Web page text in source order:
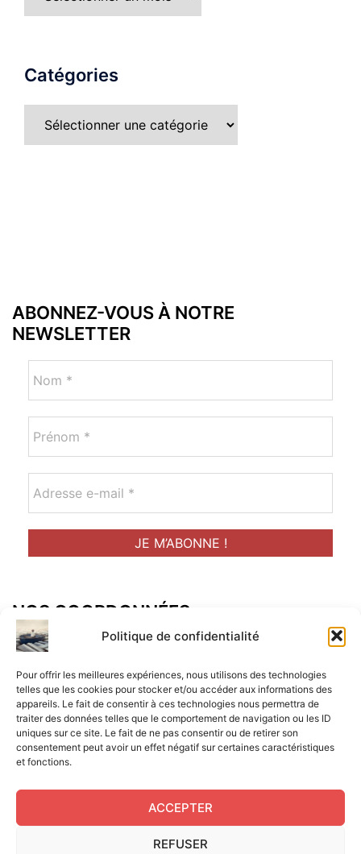
Politique de confidentialité
Pour offrir les meilleures expériences, nous utilisons des technologies
telles que les cookies pour stocker et/ou accéder aux informations des
appareils. Le fait de consentir à ces technologies nous permettra de
traiter des données telles que le comportement de navigation ou les ID
uniques sur ce site. Le fait de ne pas consentir ou de retirer son
consentement peut avoir un effet négatif sur certaines caractéristiques
et fonctions.
ACCEPTER
REFUSER
Catégories
ABONNEZ-VOUS À NOTRE
NEWSLETTER
NOS COORDONNÉES
Adresse postal :
ALCF
34 Rue René Brunen
33950 LEGE CAP-FERRET
Mail :
contact@aperitif-litteraire-cap-ferret.fr